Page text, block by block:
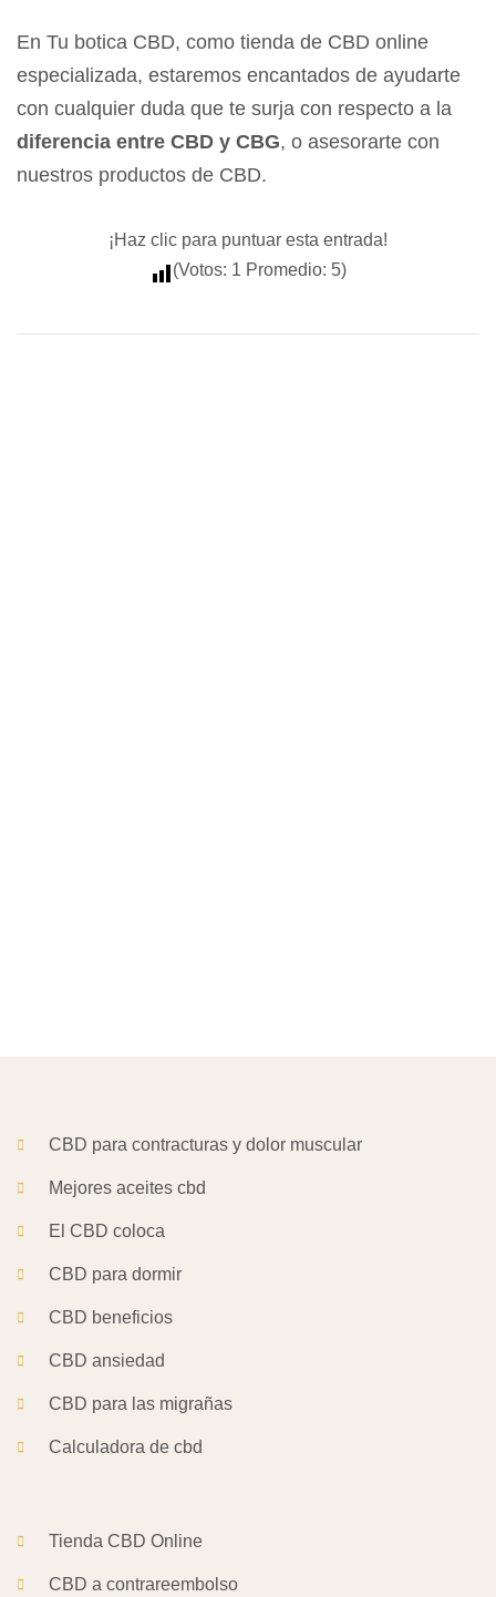
En Tu botica CBD, como tienda de CBD online
especializada, estaremos encantados de ayudarte
con cualquier duda que te surja con respecto a la
diferencia entre CBD y CBG, o asesorarte con
nuestros productos de CBD.
¡Haz clic para puntuar esta entrada!
(Votos: 1 Promedio: 5)
CBD para contracturas y dolor muscular
Mejores aceites cbd
El CBD coloca
CBD para dormir
CBD beneficios
CBD ansiedad
CBD para las migrañas
Calculadora de cbd
Tienda CBD Online
CBD a contrareembolso